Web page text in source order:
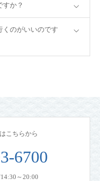
すか？
くのがいいのです
こちらから
6700
～20:00